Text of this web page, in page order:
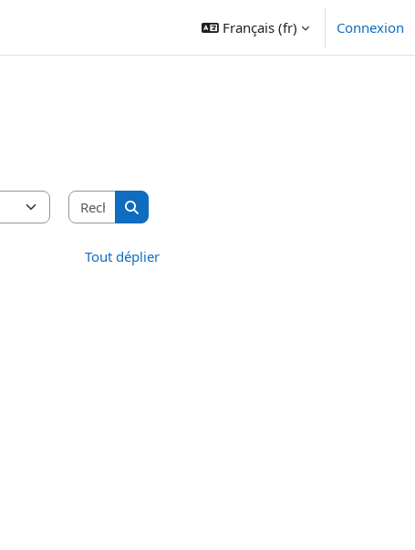
Français ‎(fr)‎ Connexion
Rechercher des cours
Rechercher des cours
Tout déplier